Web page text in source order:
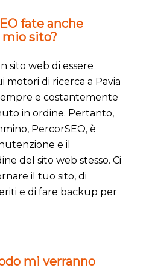
fate anche
sito?
sito web di essere
motori di ricerca a Pavia
e costantemente
in ordine. Pertanto,
PercorSEO, è
e il
del sito web stesso. Ci
il tuo sito, di
e di fare backup per
mi verranno